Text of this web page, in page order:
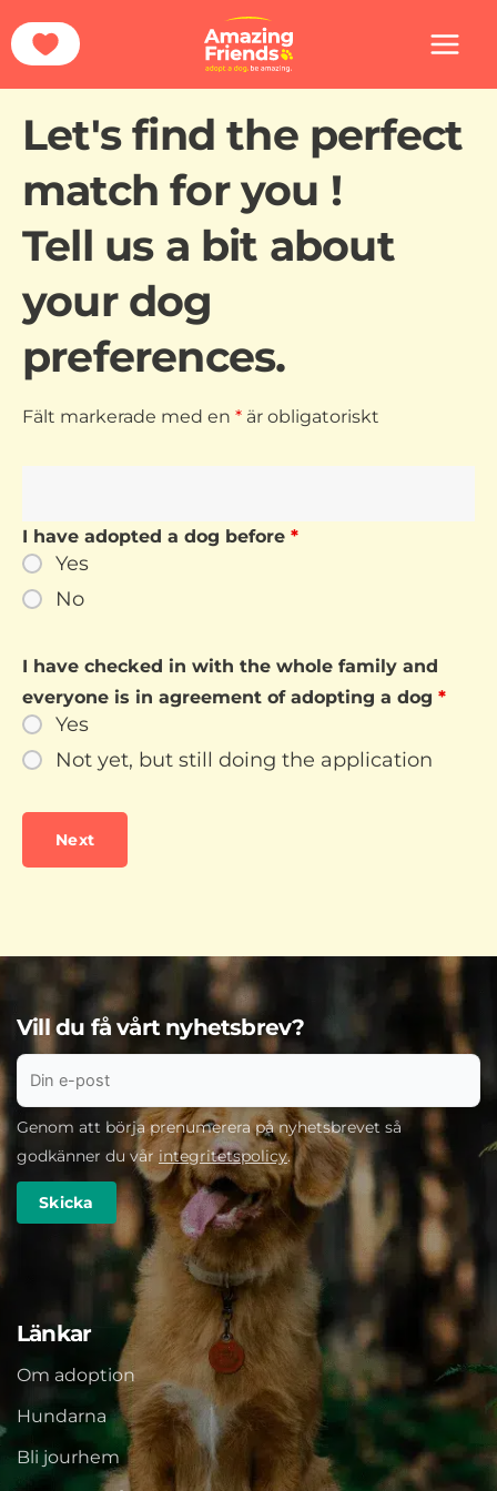
till
Hem Adoption
Let's find the perfect
match for you !
Tell us a bit about
your dog
preferences.
Fält markerade med en * är obligatoriskt
I have adopted a dog before *
Yes
No
I have checked in with the whole family and
everyone is in agreement of adopting a dog *
Yes
Not yet, but still doing the application
Länkar
Om adoption
Hundarna
Bli jourhem
Vill du få vårt nyhetsbrev?
Genom att börja prenumerera på nyhetsbrevet så
godkänner du vår integritetspolicy.